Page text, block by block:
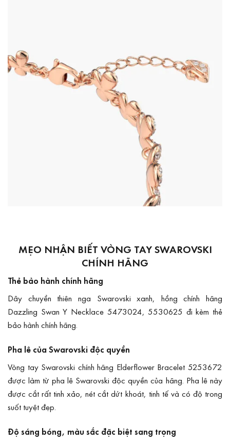
MẸO NHẬN BIẾT VÒNG TAY SWAROVSKI
CHÍNH HÃNG
Thẻ bảo hành chính hãng
Dây chuyền thiên nga Swarovski xanh, hồng chính hãng
Dazzling Swan Y Necklace 5473024, 5530625 đi kèm thẻ
bảo hành chính hãng.
Pha lê của Swarovski độc quyền
Vòng tay Swarovski chính hãng Elderflower Bracelet 5253672
được làm từ pha lê Swarovski độc quyền của hãng. Pha lê này
được cắt rất tinh xảo, nét cắt dứt khoát, tinh tế và có độ trong
suốt tuyệt đẹp.
Độ sáng bóng, màu sắc đặc biệt sang trọng